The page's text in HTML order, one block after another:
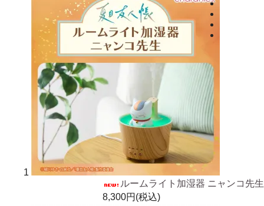
1
ルームライト加湿器 ニャンコ先生
8,300円(税込)